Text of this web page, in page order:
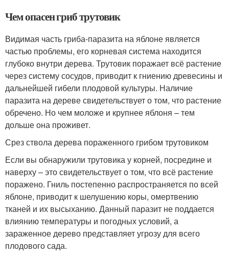
Чем опасен гриб трутовик
Видимая часть гриба-паразита на яблоне является
частью проблемы, его корневая система находится
глубоко внутри дерева. Трутовик поражает всё растение
через систему сосудов, приводит к гниению древесины и
дальнейшей гибели плодовой культуры. Наличие
паразита на дереве свидетельствует о том, что растение
обречено. Но чем моложе и крупнее яблоня – тем
дольше она проживет.
Срез ствола дерева пораженного грибом трутовиком
Если вы обнаружили трутовика у корней, посредине и
наверху – это свидетельствует о том, что всё растение
поражено. Гниль постепенно распространяется по всей
яблоне, приводит к шелушению коры, омертвению
тканей и их высыханию. Данный паразит не поддается
влиянию температуры и погодных условий, а
зараженное дерево представляет угрозу для всего
плодового сада.